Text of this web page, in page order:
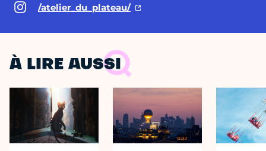
/atelier_du_plateau/
À LIRE AUSSI